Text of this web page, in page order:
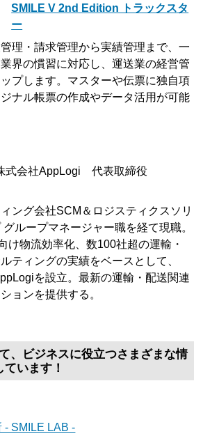
SMILE V 2nd Edition トラックスタ
ー
理・請求管理から実績管理まで、一
界の慣習に対応し、運送業の経営管
プします。マスターや伝票に独自項
ナル帳票の作成やデータ活用が可能
式会社AppLogi 代表取締役
ング会社SCM＆ロジスティクスソリ
ループマネージャー職を経て現職。
け物流効率化、数100社超の運輸・
ティングの実績をベースとして、
を設立。最新の運輸・配送関連
ョンを提供する。
、ビジネスに役立つさまざまな情
います！
- SMILE LAB -